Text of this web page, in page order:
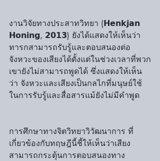
งานวิจัยทางประสาทวิทยา (𝗛𝗲𝗻𝗸𝗷𝗮𝗻
𝗛𝗼𝗻𝗶𝗻𝗴, 𝟮𝟬𝟭𝟯) ยังได้แสดงให้เห็นว่า
ทารกสามารถรับรู้และตอบสนองต่อ
จังหวะของเสียงได้ตั้งแต่ในช่วงเวลาที่พวก
เขายังไม่สามารถพูดได้ ซึ่งแสดงให้เห็น
ว่า จังหวะและเสียงเป็นกลไกที่มนุษย์ใช้
ในการรับรู้และสื่อสารแม้ยังไม่มีคำพูด
การศึกษาทางจิตวิทยาวิวัฒนาการ ที่
เกี่ยวข้องกับทฤษฎีนี้ชี้ให้เห็นว่าเสียง
สามารถกระตุ้นการตอบสนองทาง